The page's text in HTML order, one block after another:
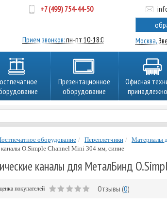
+7 (499) 754-44-50
Прием звонков:пн-пт 10-18:00 Москва,
Презентационное
оборудование
Офисная
оборудование Переплетчики Материалы
O.Simple Channel Mini 304 мм, синие
каналы для МеталБинд
покупателей Отзывы (0)